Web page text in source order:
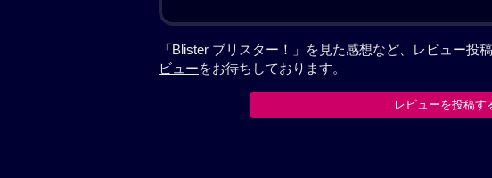
「Blister ブリスター！」を見た感想など、レビュー投
ビューをお待ちしております。
レビューを投稿す